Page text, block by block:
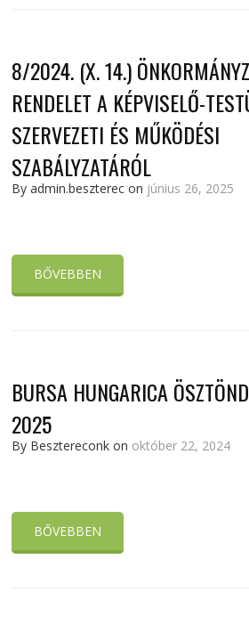
8/2024. (X. 14.)
RENDELET A KÉPVISELŐ-
SZERVEZETI ÉS MŰKÖDÉSI
SZABÁLYZATÁRÓL
By admin.beszterec on június 26, 2025
BŐVEBBEN
BURSA HUNGARICA
2025
By Besztereconk on október 22, 2024
BŐVEBBEN